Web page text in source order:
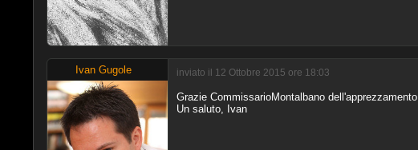
Ivan Gugole inviato il 12 Ottobre 2015 ore 18:03
Grazie CommissarioMontalbano dell'apprezzamento.
Un saluto, Ivan